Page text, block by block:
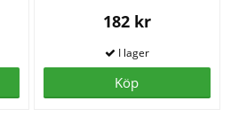
182 kr
Köp